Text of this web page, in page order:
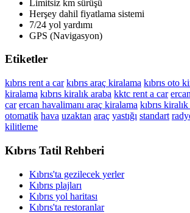
Limitsiz km sürüşü
Herşey dahil fiyatlama sistemi
7/24 yol yardımı
GPS (Navigasyon)
Etiketler
kıbrıs rent a car kıbrıs araç kiralama kıbrıs oto
kiralama kıbrıs kiralık araba kktc rent a car
car ercan havalimanı araç kiralama kıbrıs
otomatik hava uzaktan araç yastığı standart
kilitleme
Kıbrıs Tatil Rehberi
Kıbrıs'ta gezilecek yerler
Kıbrıs plajları
Kıbrıs yol haritası
Kıbrıs'ta restoranlar